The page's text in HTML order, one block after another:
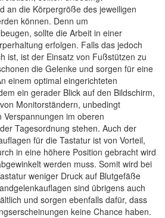
an die Körpergröße des jeweiligen
können. Denn um
sollte die Arbeit in einer
erfolgen. Falls das jedoch
ist, ist der Einsatz von Fußstützen zu
die Gelenke und sorgen für eine
einem optimal eingerichteten
ein gerader Blick auf den Bildschirm,
Monitorständern, unbedingt
im oberen
Tagesordnung stehen. Auch der
für die Tastatur ist von Vorteil,
in eine höhere Position gebracht wird
werden muss. Somit wird bei
weniger Druck auf Blutgefäße
sind übrigens auch
und sorgen ebenfalls dafür, dass
keine Chance haben.